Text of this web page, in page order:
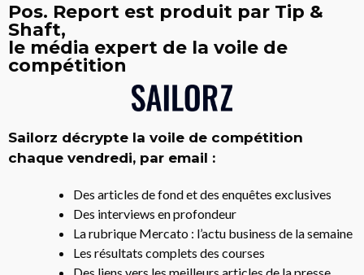
Pos. Report est produit par Tip &
Shaft,
le média expert de la voile de
compétition
Sailorz décrypte la voile de compétition
chaque vendredi, par email :
Des articles de fond et des enquêtes exclusives
Des interviews en profondeur
La rubrique Mercato : l’actu business de la semaine
Les résultats complets des courses
Des liens vers les meilleurs articles de la presse